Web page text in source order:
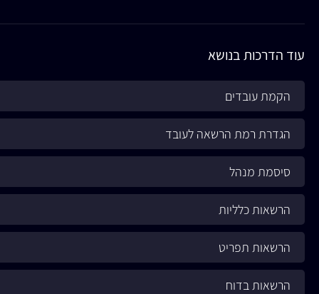
עוד הדרכות בנושא
הקמת עובדים
הגדרת רמת הרשאה לעובד
סיסמת מנהל
הרשאות כלליות
הרשאות תפריט
הרשאות בדוח